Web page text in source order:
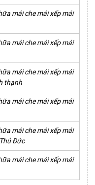
mái che mái xếp mái
mái che mái xếp mái
mái che mái xếp mái
thạnh
mái che mái xếp mái
mái che mái xếp mái
Đức
mái che mái xếp mái